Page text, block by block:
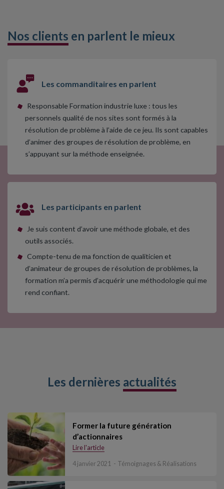
Nos clients en parlent le mieux
Les commanditaires en parlent
Responsable Formation industrie luxe : tous les
personnels qualité de nos sites sont formés à la
résolution de problème à l’aide de ce jeu. Ils sont capables
d’animer des groupes de résolution de problème, en
s’appuyant sur la méthode enseignée.
Les participants en parlent
Je suis content d’avoir une méthode globale, et des
outils associés.
Compte-tenu de ma fonction de qualiticien et
d’animateur de groupes de résolution de problèmes, la
formation m’a permis d’acquérir une méthodologie qui me
rend confiant.
Les dernières actualités
Former la future génération
d’actionnaires
Lire l'article
4 janvier 2021 Témoignages & Réalisations